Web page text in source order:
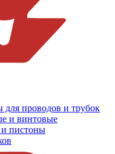
проводов и трубок
и винтовые
пистоны